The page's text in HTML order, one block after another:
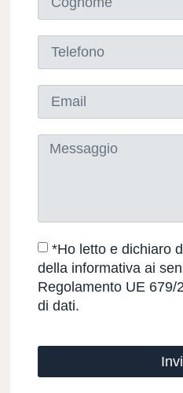
*Ho letto e dichiaro
della informativa ai
Regolamento UE 679/
di dati.